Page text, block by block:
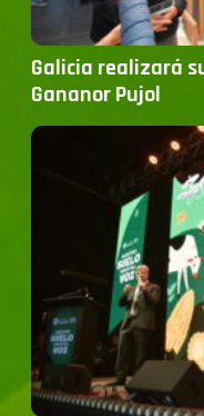
Galicia realizará
Gananor Pujol